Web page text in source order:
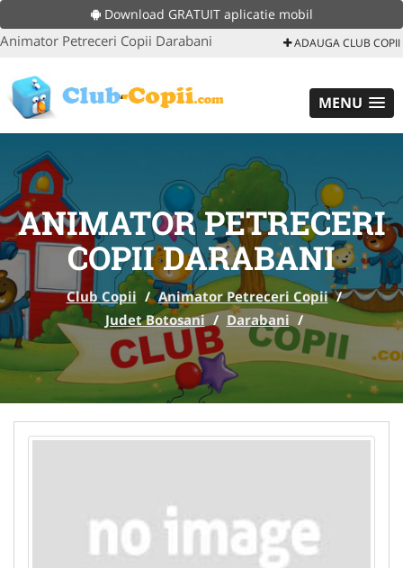
Download GRATUIT aplicatie mobil
Animator Petreceri Copii Darabani ADAUGA CLUB COPII
MENU
ANIMATOR PETRECERI
COPII DARABANI
Club Copii / Animator Petreceri Copii /
Judet Botosani / Darabani /